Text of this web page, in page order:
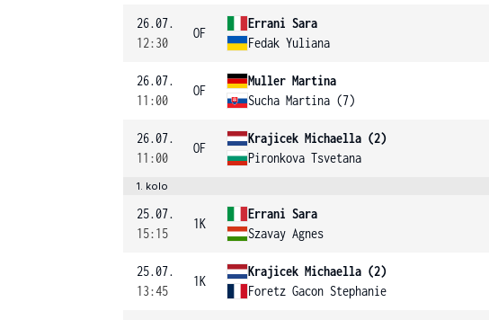
26.07.
12:30
OF
Errani Sara
Fedak Yuliana
26.07.
11:00
OF
Muller Martina
Sucha Martina (7)
26.07.
11:00
OF
Krajicek Michaella (2)
Pironkova Tsvetana
1. kolo
25.07.
15:15
1K
Errani Sara
Szavay Agnes
25.07.
13:45
1K
Krajicek Michaella (2)
Foretz Gacon Stephanie